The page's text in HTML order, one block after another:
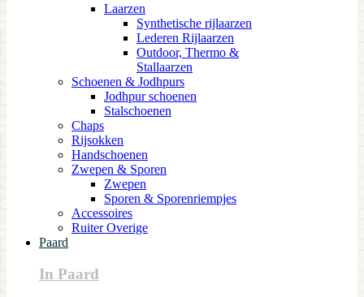
Laarzen
Synthetische rijlaarzen
Lederen Rijlaarzen
Outdoor, Thermo &
Stallaarzen
Schoenen & Jodhpurs
Jodhpur schoenen
Stalschoenen
Chaps
Rijsokken
Handschoenen
Zwepen & Sporen
Zwepen
Sporen & Sporenriempjes
Accessoires
Ruiter Overige
Paard
In Paard